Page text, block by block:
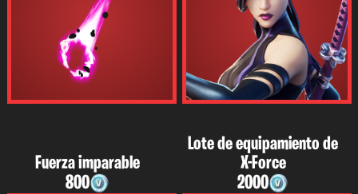
Fuerza imparable
800
Lote de equipamiento de
X-Force
2000